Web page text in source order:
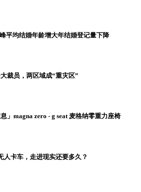
平均结婚年龄增大年结婚登记量下降
裁员，两区域成“重灾区”
」magna zero - g seat 麦格纳零重力座椅
人卡车，走进现实还要多久？